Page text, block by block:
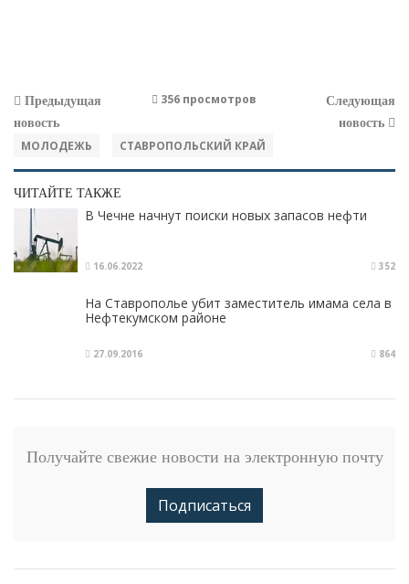
Предыдущая
новость
356 просмотров
Следующая
новость
МОЛОДЕЖЬ СТАВРОПОЛЬСКИЙ КРАЙ
ЧИТАЙТЕ ТАКЖЕ
В Чечне начнут поиски новых запасов нефти​
16.06.2022 352
На Ставрополье убит заместитель имама села в
Нефтекумском районе
27.09.2016 864
Получайте свежие новости на электронную почту
Подписаться